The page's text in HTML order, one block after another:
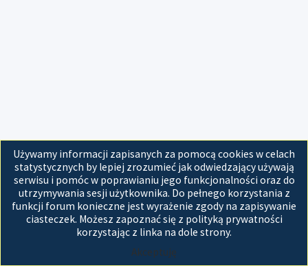
Używamy informacji zapisanych za pomocą cookies w celach
statystycznych by lepiej zrozumieć jak odwiedzający używają
serwisu i pomóc w poprawianiu jego funkcjonalności oraz do
utrzymywania sesji użytkownika. Do pełnego korzystania z
funkcji forum konieczne jest wyrażenie zgody na zapisywanie
ciasteczek. Możesz zapoznać się z polityką prywatności
korzystając z linka na dole strony.
Akceptuję